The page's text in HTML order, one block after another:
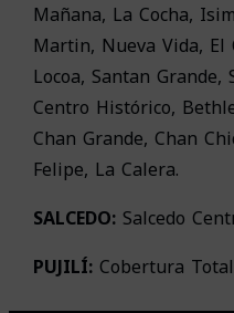
Mañana, La Cocha,
Martin, Nueva Vida, El
Locoa, Santan Grande,
Centro Histórico,
Chan Grande, Chan
Felipe, La Calera.
SALCEDO:Salcedo
PUJILÍ: Cobertura